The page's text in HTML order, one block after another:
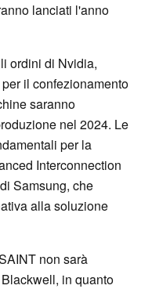
lanciati l'anno
ordini di Nvidia,
il confezionamento
saranno
nel 2024. Le
per la
Interconnection
Samsung, che
alla soluzione
non sarà
in quanto